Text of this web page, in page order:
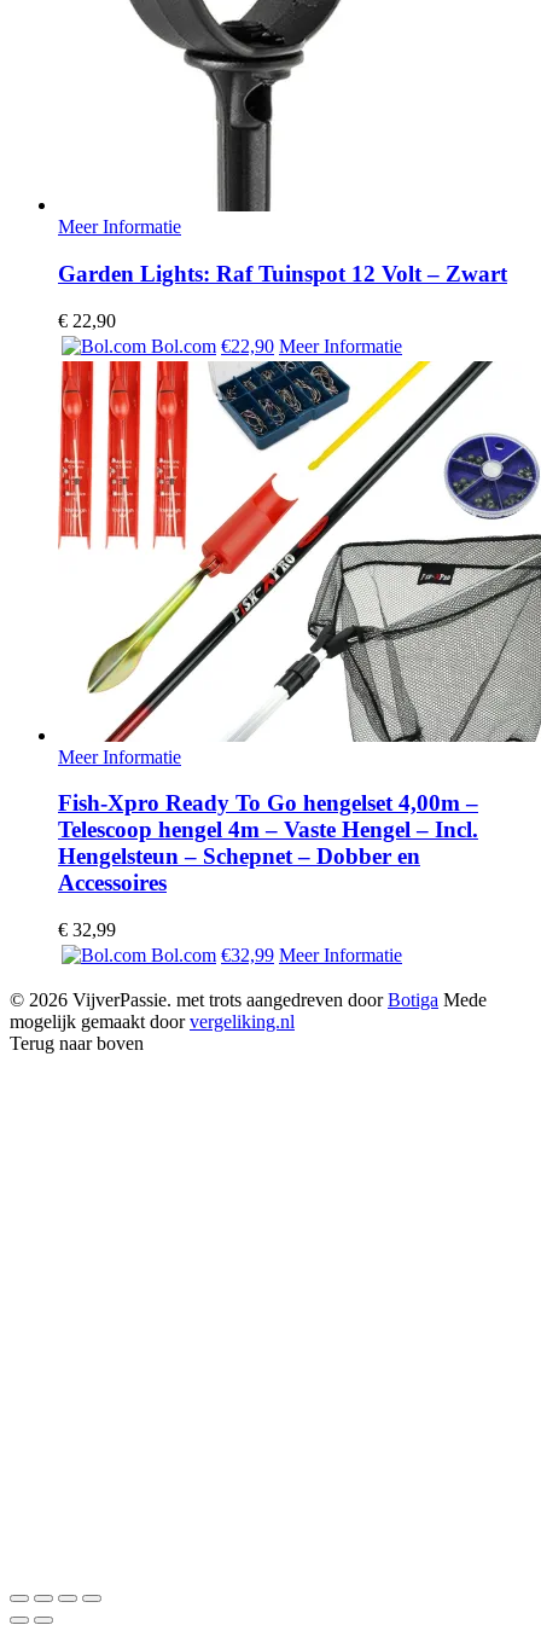
Meer Informatie
Garden Lights: Raf Tuinspot 12 Volt – Zwart
€ 22,90
Bol.com €22,90 Meer Informatie
Meer Informatie
Fish-Xpro Ready To Go hengelset 4,00m –
Telescoop hengel 4m – Vaste Hengel – Incl.
Hengelsteun – Schepnet – Dobber en
Accessoires
€ 32,99
Bol.com €32,99 Meer Informatie
© 2026 VijverPassie. met trots aangedreven doorBotiga Mede
mogelijk gemaakt doorvergeliking.nl
Terug naar boven